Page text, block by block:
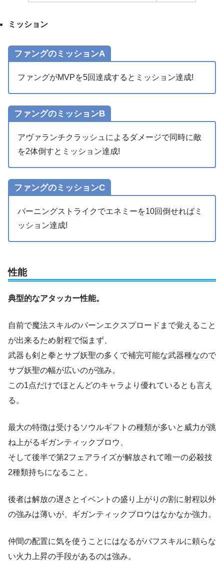
ミッション
ファングのミッションA
ファングがMVPを5回達成するとミッション達成!
ファングのミッションB
アヴァランチクラッシュによるダメージで同時に敵
を2体倒すとミッション達成!
ファングのミッションC
バーニングストライクでエネミーを10回倒せればミ
ッション達成!
性能
典型的なアタッカー性能。
自前で魔法スキルのバーンエクスプロードまで覚えること
が出来るため射程で悩まず、
武器も剣と拳とサブ妖聖の多くで補完可能な武器種なので
サブ妖聖の幅が広いのが強み。
この1点だけでほとんどのキャラより優れているとも言え
る。
最大の特徴は受けるソウルギフトの種類が多いと威力が跳
ね上がるギガンティックブロウ、
そして後半で第2フェアライズが解放されて唯一の必殺技
2種類持ちになること。
後者は解放の遅さとイベントの盛り上がりの割に射程以外
の強みは薄いが、ギガンティックブロウはなかなか強力。
仲間の配置に気を使うことにはなるがバフスキルに頼らな
い火力上昇の手段があるのは強み。